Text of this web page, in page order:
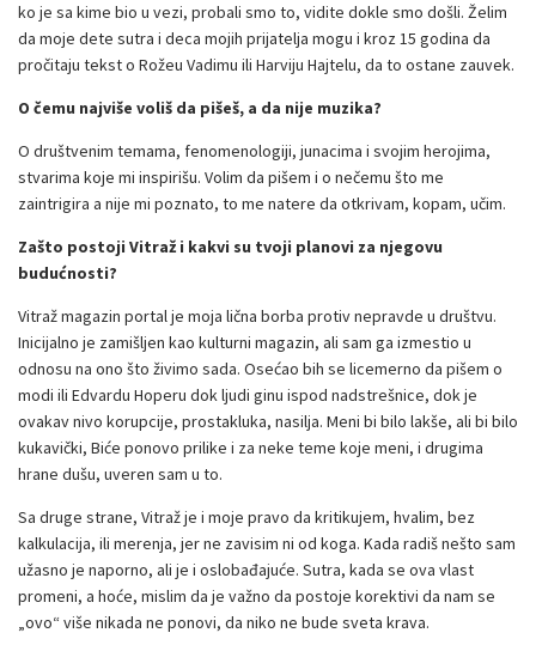
ko je sa kime bio u vezi, probali smo to, vidite dokle smo došli. Želim
da moje dete sutra i deca mojih prijatelja mogu i kroz 15 godina da
pročitaju tekst o Rožeu Vadimu ili Harviju Hajtelu, da to ostane zauvek.
O čemu najviše voliš da pišeš, a da nije muzika?
O društvenim temama, fenomenologiji, junacima i svojim herojima,
stvarima koje mi inspirišu. Volim da pišem i o nečemu što me
zaintrigira a nije mi poznato, to me natere da otkrivam, kopam, učim.
Zašto postoji Vitraž i kakvi su tvoji planovi za njegovu
budućnosti?
Vitraž magazin portal je moja lična borba protiv nepravde u društvu.
Inicijalno je zamišljen kao kulturni magazin, ali sam ga izmestio u
odnosu na ono što živimo sada. Osećao bih se licemerno da pišem o
modi ili Edvardu Hoperu dok ljudi ginu ispod nadstrešnice, dok je
ovakav nivo korupcije, prostakluka, nasilja. Meni bi bilo lakše, ali bi bilo
kukavički, Biće ponovo prilike i za neke teme koje meni, i drugima
hrane dušu, uveren sam u to.
Sa druge strane, Vitraž je i moje pravo da kritikujem, hvalim, bez
kalkulacija, ili merenja, jer ne zavisim ni od koga. Kada radiš nešto sam
užasno je naporno, ali je i oslobađajuće. Sutra, kada se ova vlast
promeni, a hoće, mislim da je važno da postoje korektivi da nam se
„ovo“ više nikada ne ponovi, da niko ne bude sveta krava.